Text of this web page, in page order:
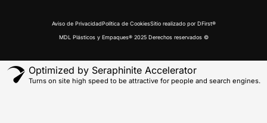
Aviso de PrivacidadPolítica de CookiesSitio realizado por DFirst®
MDL Plásticos y Empaques® 2025 Derechos reservados ©
Optimized by Seraphinite Accelerator
Turns on site high speed to be attractive for people and search engines.